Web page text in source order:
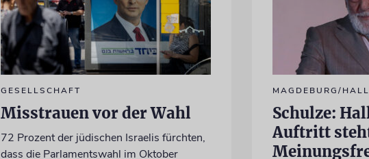
GESELLSCHAFT
Misstrauen vor der Wahl
72 Prozent der jüdischen Israelis fürchten,
dass die Parlamentswahl im Oktober
MAGDEBURG/
Schulze:
Auftritt